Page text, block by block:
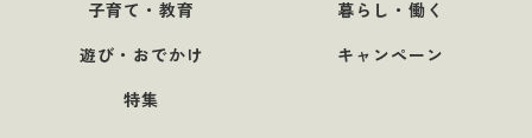
子育て・教育
暮らし・働く
遊び・おでかけ
キャンペーン
特集